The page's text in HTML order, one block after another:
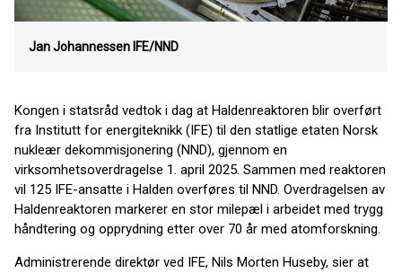
Jan Johannessen IFE/NND
Kongen i statsråd vedtok i dag at Haldenreaktoren blir overført
fra Institutt for energiteknikk (IFE) til den statlige etaten Norsk
nukleær dekommisjonering (NND), gjennom en
virksomhetsoverdragelse 1. april 2025. Sammen med reaktoren
vil 125 IFE-ansatte i Halden overføres til NND. Overdragelsen av
Haldenreaktoren markerer en stor milepæl i arbeidet med trygg
håndtering og opprydning etter over 70 år med atomforskning.
Administrerende direktør ved IFE, Nils Morten Huseby, sier at